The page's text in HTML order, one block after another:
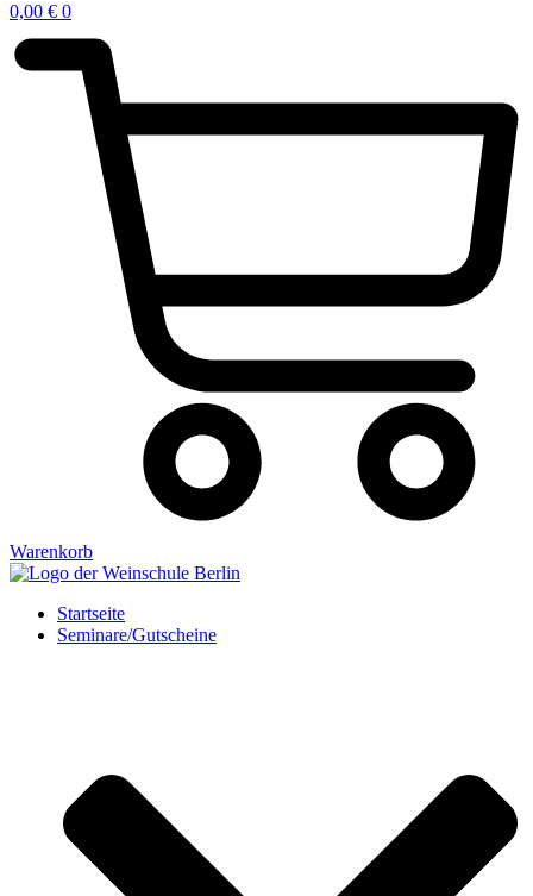
0,00 € 0
Warenkorb
Startseite
Seminare/Gutscheine